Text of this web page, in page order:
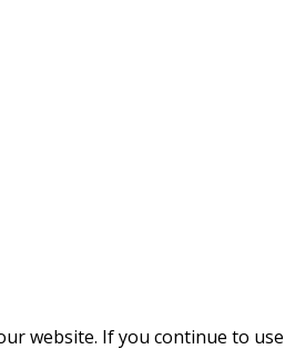
website. If you continue to